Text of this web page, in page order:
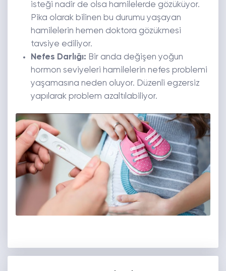
isteği nadir de olsa hamilelerde gözüküyor.
Pika olarak bilinen bu durumu yaşayan
hamilelerin hemen doktora gözükmesi
tavsiye ediliyor.
Nefes Darlığı: Bir anda değişen yoğun
hormon seviyeleri hamilelerin nefes problemi
yaşamasına neden oluyor. Düzenli egzersiz
yapılarak problem azaltılabiliyor.